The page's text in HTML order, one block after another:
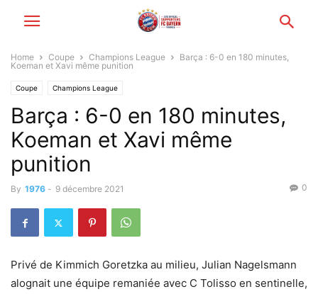
Home Coupe Champions League
Barça : 6-0 en 180 minutes,
Koeman et Xavi même punition
Coupe Champions League
Barça : 6-0 en 180 minutes,
Koeman et Xavi même
punition
By 1976 - 9 décembre 2021 0
Privé de Kimmich Goretzka au milieu, Julian Nagelsmann
alognait une équipe remaniée avec C Tolisso en sentinelle,